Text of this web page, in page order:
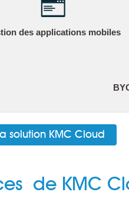
des applications mobiles
solution KMC Cloud
de KMC